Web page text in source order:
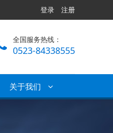
登录 注册
全国服务热线：
0523-84338555
关于我们